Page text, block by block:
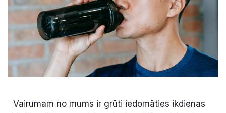
Bizness
Video
Vieta
Vairumam no mums ir grūti iedomāties ikdienas